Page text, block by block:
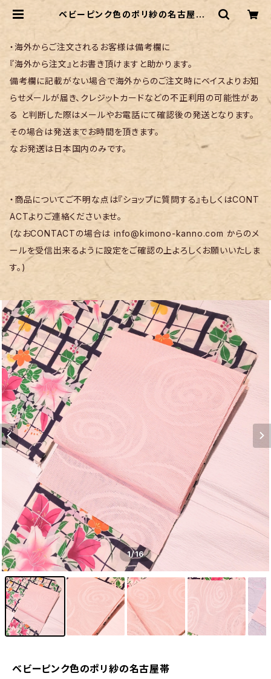
ベビーピンク色のポリ紗の名古屋帯 |
・海外からご注文されるお客様は備考欄に
『海外から注文』とお書き頂けますと助かります。
備考欄に記載がない場合で海外からのご注文時にベイスよりお知
らせメールが届き、クレジットカードなどの不正利用の可能性があ
る と判断した際はメールやお電話にて確認後の発送となります。
その場合は発送までお時間を頂きます。
なお発送は日本国内のみです。
・商品についてご不明な点は『ショップに質問する』もしくはCONT
ACTよりご連絡くださいませ。
(なおCONTACTの場合はinfo@kimono-kanno.com からのメ
ールを受信出来るように設定をご確認の上よろしくお願いいたしま
す。)
1/16
ベビーピンク色のポリ紗の名古屋帯